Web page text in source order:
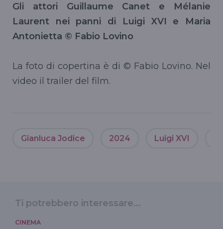
Gli attori Guillaume Canet e Mélanie
Laurent nei panni di Luigi XVI e Maria
Antonietta © Fabio Lovino
La foto di copertina è di © Fabio Lovino. Nel
video il trailer del film.
Gianluca Jodice 2024 Luigi XVI
Ti potrebbero interessare...
CINEMA